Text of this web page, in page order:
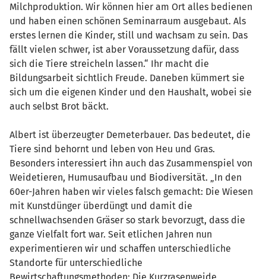
Milchproduktion. Wir können hier am Ort alles bedienen
und haben einen schönen Seminarraum ausgebaut. Als
erstes lernen die Kinder, still und wachsam zu sein. Das
fällt vielen schwer, ist aber Voraussetzung dafür, dass
sich die Tiere streicheln lassen.“ Ihr macht die
Bildungsarbeit sichtlich Freude. Daneben kümmert sie
sich um die eigenen Kinder und den Haushalt, wobei sie
auch selbst Brot bäckt.
Albert ist überzeugter Demeterbauer. Das bedeutet, die
Tiere sind behornt und leben von Heu und Gras.
Besonders interessiert ihn auch das Zusammenspiel von
Weidetieren, Humusaufbau und Biodiversität. „In den
60er-Jahren haben wir vieles falsch gemacht: Die Wiesen
mit Kunstdünger überdüngt und damit die
schnellwachsenden Gräser so stark bevorzugt, dass die
ganze Vielfalt fort war. Seit etlichen Jahren nun
experimentieren wir und schaffen unterschiedliche
Standorte für unterschiedliche
Bewirtschaftungsmethoden: Die Kurzrasenweide,